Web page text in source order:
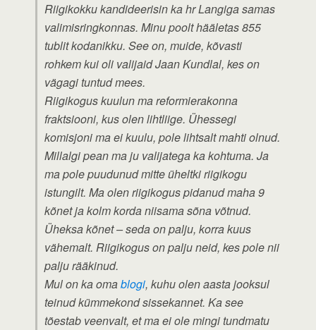
Riigikokku kandideerisin ka hr Langiga samas
valimisringkonnas. Minu poolt hääletas 855
tublit kodanikku. See on, muide, kõvasti
rohkem kui oli valijaid Jaan Kundlal, kes on
vägagi tuntud mees.
Riigikogus kuulun ma reformierakonna
fraktsiooni, kus olen lihtliige. Ühessegi
komisjoni ma ei kuulu, pole lihtsalt mahti olnud.
Millalgi pean ma ju valijatega ka kohtuma. Ja
ma pole puudunud mitte üheltki riigikogu
istungilt. Ma olen riigikogus pidanud maha 9
kõnet ja kolm korda niisama sõna võtnud.
Üheksa kõnet – seda on palju, korra kuus
vähemalt. Riigikogus on palju neid, kes pole nii
palju rääkinud.
Mul on ka omablogi, kuhu olen aasta jooksul
teinud kümmekond sissekannet. Ka see
tõestab veenvalt, et ma ei ole mingi tundmatu